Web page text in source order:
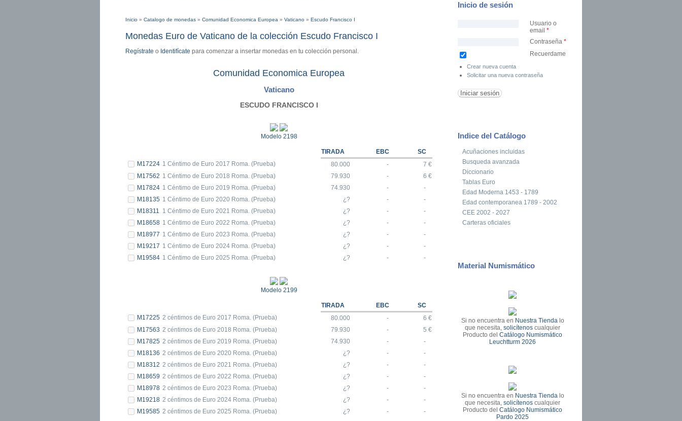
Inicio » Catalogo de monedas » Comunidad Economica Europea » Vaticano » Escudo Francisco I
Monedas Euro de Vaticano de la colección Escudo Francisco I
Regístrate o Identifícate para comenzar a insertar monedas en tu colección personal.
Comunidad Economica Europea
Vaticano
ESCUDO FRANCISCO I
Modelo 2198
TIRADA EBC
SC
M17224 1 Céntimo de Euro 2017 Roma. (Prueba) 80.000 -
7 €
M17562 1 Céntimo de Euro 2018 Roma. (Prueba) 79.930 -
6 €
M17824 1 Céntimo de Euro 2019 Roma. (Prueba) 74.930 -
-
M18135 1 Céntimo de Euro 2020 Roma. (Prueba) ¿? -
-
M18311
1 Céntimo de Euro 2021 Roma. (Prueba) ¿? -
-
M18658 1 Céntimo de Euro 2022 Roma. (Prueba) ¿? -
-
M18977 1 Céntimo de Euro 2023 Roma. (Prueba) ¿? -
-
M19217 1 Céntimo de Euro 2024 Roma. (Prueba) ¿? -
-
M19584 1 Céntimo de Euro 2025 Roma. (Prueba) ¿? - -
Modelo 2199
TIRADA EBC
SC
M17225 2 céntimos de Euro 2017 Roma. (Prueba) 80.000 -
6 €
M17563 2 céntimos de Euro 2018 Roma. (Prueba) 79.930 -
5 €
M17825 2 céntimos de Euro 2019 Roma. (Prueba) 74.930 -
-
M18136 2 céntimos de Euro 2020 Roma. (Prueba) ¿? -
-
M18312 2 céntimos de Euro 2021 Roma. (Prueba) ¿? -
-
M18659 2 céntimos de Euro 2022 Roma. (Prueba) ¿? -
-
M18978 2 céntimos de Euro 2023 Roma. (Prueba) ¿? -
-
M19218 2 céntimos de Euro 2024 Roma. (Prueba) ¿? -
-
M19585 2 céntimos de Euro 2025 Roma. (Prueba) ¿? - -
Inicio de sesión
Usuario o
email *
Contraseña *
Recuerdame
Crear nueva cuenta
Solicitar una nueva contraseña
Indice del Catálogo
Acuñaciones incluidas
Busqueda avanzada
Diccionario
Tablas Euro
Edad Moderna 1453 - 1789
Edad contemporanea 1789 - 2002
CEE 2002 - 2027
Carteras oficiales
Material Numismático
Si no encuentra en Nuestra Tienda lo
que necesita,solicítenos cualquier
Producto delCatálogo Numismático
Leuchtturm 2026
Si no encuentra en Nuestra Tienda lo
que necesita,solicítenos cualquier
Producto delCatálogo Numismático
Pardo 2025